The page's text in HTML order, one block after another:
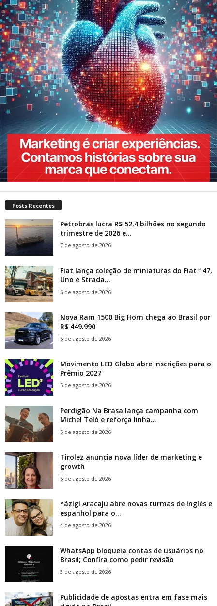
Posts Recentes
Petrobras lucra R$ 52,4 bilhões no segundo
trimestre de 2026 e...
7 de agosto de 2026
Fiat lança coleção de miniaturas do Fiat 147,
Uno e Strada...
6 de agosto de 2026
Nova Ram 1500 Big Horn chega ao Brasil por
R$ 449.990
5 de agosto de 2026
Movimento LED Globo abre inscrições para o
Prêmio 2027
5 de agosto de 2026
Perdigão Na Brasa lança campanha com
Michel Teló e reforça linha...
5 de agosto de 2026
Tirolez anuncia nova líder de marketing e
growth
5 de agosto de 2026
Yázigi Aracaju abre novas turmas de inglês e
espanhol para o...
4 de agosto de 2026
WhatsApp bloqueia contas de usuários no
Brasil; Confira como pedir revisão
3 de agosto de 2026
Publicidade de apostas entra em fase mais